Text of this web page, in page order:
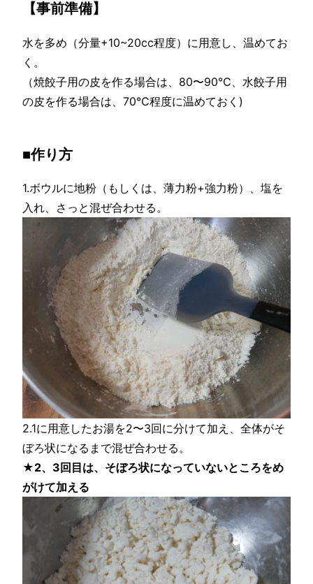
【事前準備】
水を多め（分量+10~20cc程度）に用意し、温めてお
く。
（焼餃子用の皮を作る場合は、80〜90℃、水餃子用
の皮を作る場合は、70℃程度に温めておく)
■作り方
1.ボウルに地粉（もしくは、薄力粉+強力粉）、塩を
入れ、さっと混ぜ合わせる。
2.1に用意したお湯を2〜3回に分けて加え、全体がそ
ぼろ状になるまで混ぜ合わせる。
★2、3回目は、そぼろ状になっていないところをめ
がけて加える